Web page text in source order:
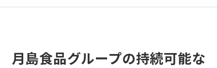
月島食品グループの持続可能な